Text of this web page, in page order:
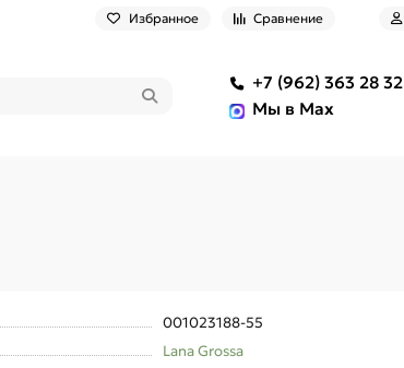
Избранное Сравнение
+7 (962) 363 28 32
Мы в Max
001023188-55
Lana Grossa